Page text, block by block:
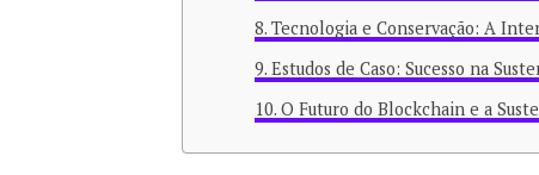
Tecnologia e Conservação: A
Estudos de Caso: Sucesso na
O Futuro do Blockchain e a